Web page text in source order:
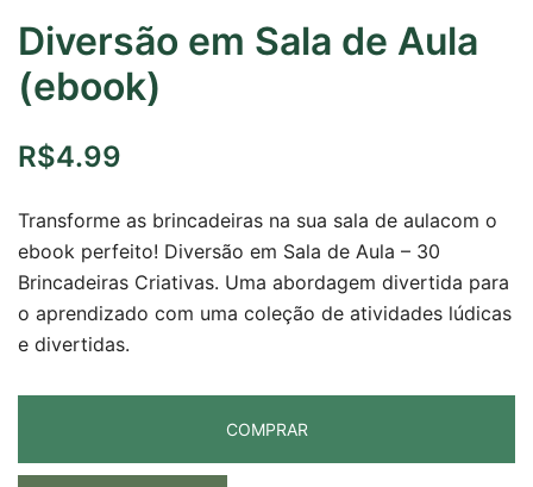
Diversão em Sala de Aula
(ebook)
R$4.99
Transforme as brincadeiras na sua sala de aulacom o
ebook perfeito! Diversão em Sala de Aula – 30
Brincadeiras Criativas. Uma abordagem divertida para
o aprendizado com uma coleção de atividades lúdicas
e divertidas.
COMPRAR